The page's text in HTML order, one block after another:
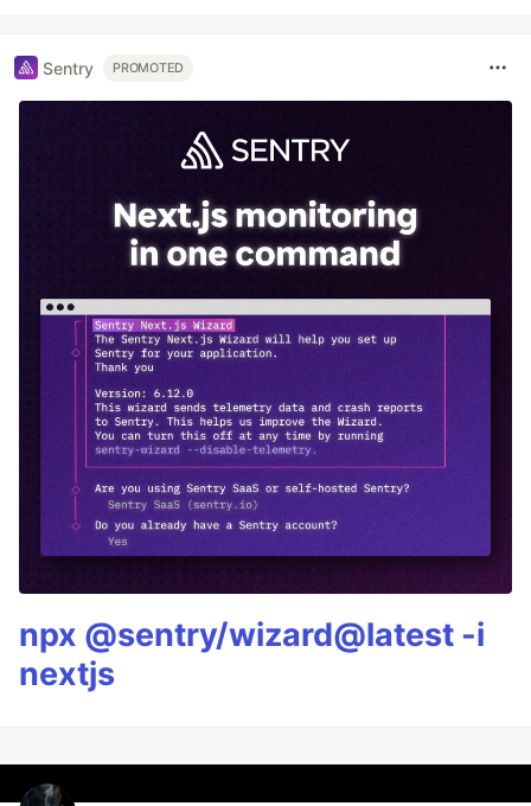
Sentry PROMOTED
npx @sentry/wizard@latest -i
nextjs